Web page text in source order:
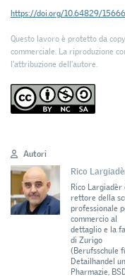
https://doi.org/10.64829/15666
Questo lavoro è protetto da
commerciale. La riproduzione
l'attribuzione dell’autore.
Autori
Rico
Rico Largiadèr
rettore della
professionale
commercio al
dettaglio e la
di Zurigo
(Berufsschule
Detailhandel
Pharmazie,